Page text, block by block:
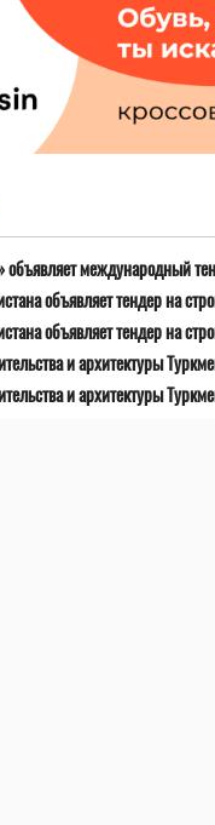
международный
объявляет тендер на
объявляет тендер на
и архитектуры
и архитектуры